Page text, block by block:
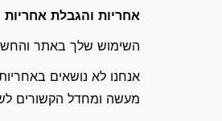
אחריות והגבלת אחריות
השימוש שלך באתר
אנחנו לא נושאים
מעשה ומחדל הקשורים